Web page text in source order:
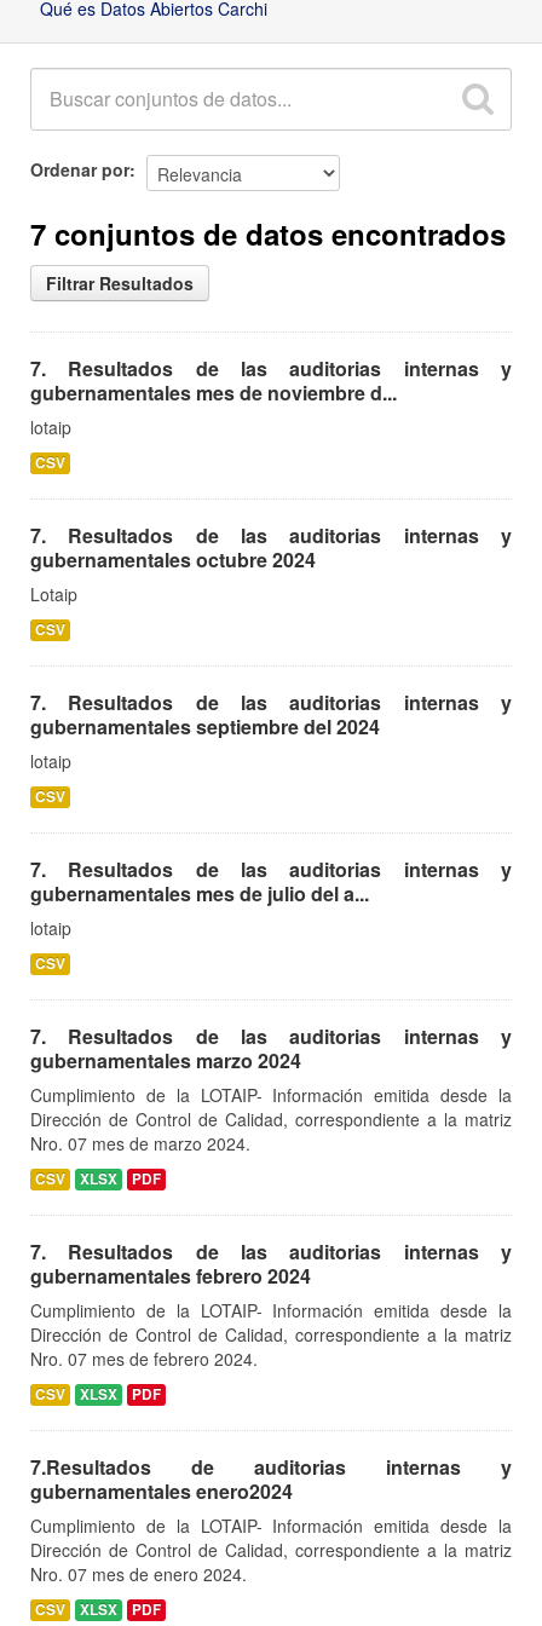
Qué es Datos Abiertos Carchi
Ordenar por
7 conjuntos de datos encontrados
Filtrar Resultados
7. Resultados de las auditorias internas y
gubernamentales mes de noviembre d...
lotaip
CSV
7. Resultados de las auditorias internas y
gubernamentales octubre 2024
Lotaip
CSV
7. Resultados de las auditorias internas y
gubernamentales septiembre del 2024
lotaip
CSV
7. Resultados de las auditorias internas y
gubernamentales mes de julio del a...
lotaip
CSV
7. Resultados de las auditorias internas y
gubernamentales marzo 2024
Cumplimiento de la LOTAIP- Información emitida desde la
Dirección de Control de Calidad, correspondiente a la matriz
Nro. 07 mes de marzo 2024.
CSV XLSX PDF
7. Resultados de las auditorias internas y
gubernamentales febrero 2024
Cumplimiento de la LOTAIP- Información emitida desde la
Dirección de Control de Calidad, correspondiente a la matriz
Nro. 07 mes de febrero 2024.
CSV XLSX PDF
7.Resultados de auditorias internas y
gubernamentales enero2024
Cumplimiento de la LOTAIP- Información emitida desde la
Dirección de Control de Calidad, correspondiente a la matriz
Nro. 07 mes de enero 2024.
CSV XLSX PDF